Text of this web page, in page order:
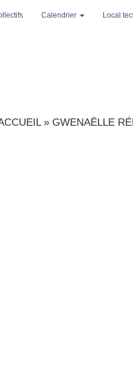
Calendrier Local
» GWENAËLLE